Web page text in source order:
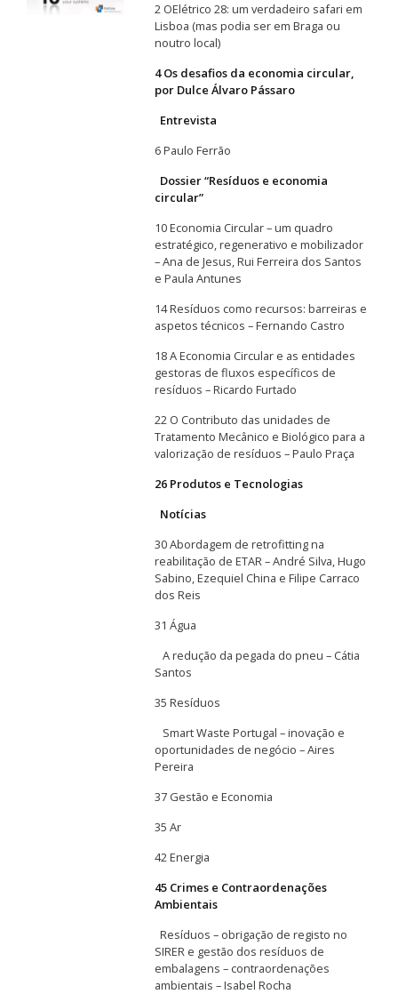
2 OElétrico 28: um verdadeiro safari em
Lisboa (mas podia ser em Braga ou
noutro local)
4 Os desafios da economia circular,
por Dulce Álvaro Pássaro
Entrevista
6 Paulo Ferrão
Dossier “Resíduos e economia
circular”
10 Economia Circular – um quadro
estratégico, regenerativo e mobilizador
– Ana de Jesus, Rui Ferreira dos Santos
e Paula Antunes
14 Resíduos como recursos: barreiras e
aspetos técnicos – Fernando Castro
18 A Economia Circular e as entidades
gestoras de fluxos específicos de
resíduos – Ricardo Furtado
22 O Contributo das unidades de
Tratamento Mecânico e Biológico para a
valorização de resíduos – Paulo Praça
26 Produtos e Tecnologias
Notícias
30 Abordagem de retrofitting na
reabilitação de ETAR – André Silva, Hugo
Sabino, Ezequiel China e Filipe Carraco
dos Reis
31 Água
A redução da pegada do pneu – Cátia
Santos
35 Resíduos
Smart Waste Portugal – inovação e
oportunidades de negócio – Aires
Pereira
37 Gestão e Economia
35 Ar
42 Energia
45 Crimes e Contraordenações
Ambientais
Resíduos – obrigação de registo no
SIRER e gestão dos resíduos de
embalagens – contraordenações
ambientais – Isabel Rocha